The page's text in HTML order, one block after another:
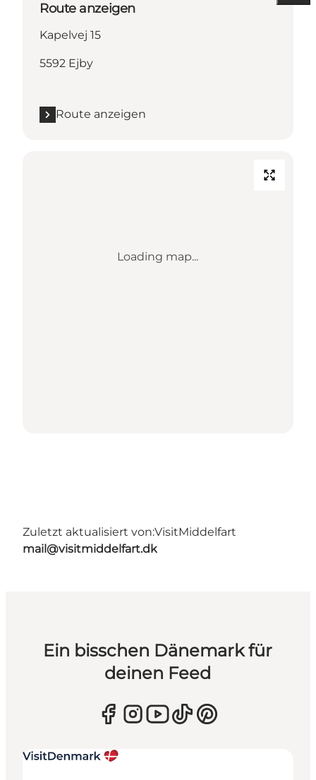
Route anzeigen
Kapelvej 15
5592 Ejby
Route anzeigen
Loading map...
Zuletzt aktualisiert von:VisitMiddelfart
mail@visitmiddelfart.dk
Ein bisschen Dänemark für
deinen Feed